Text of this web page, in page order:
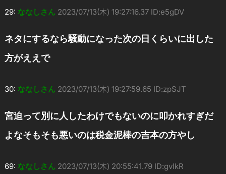
29: ななしさん 2023/07/13(木) 19:27:16.37 ID:e5gDV
ネタにするなら騒動になった次の日くらいに出した
方がええで
30: ななしさん 2023/07/13(木) 19:27:59.65 ID:zpSJT
宮迫って別に人したわけでもないのに叩かれすぎだ
よなそもそも悪いのは税金泥棒の吉本の方やし
69: ななしさん 2023/07/13(木) 20:55:41.79 ID:gvlkR